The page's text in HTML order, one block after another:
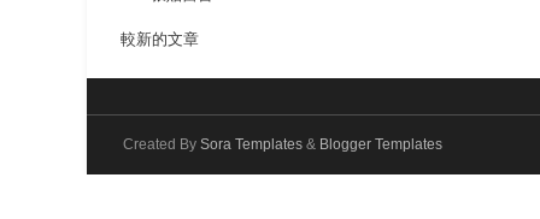
較新的文章
Created By Sora Templates & Blogger Templates